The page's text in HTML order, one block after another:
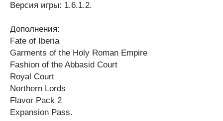
Версия игры: 1.6.1.2.
Дополнения:
Fate of Iberia
Garments of the Holy Roman Empire
Fashion of the Abbasid Court
Royal Court
Northern Lords
Flavor Pack 2
Expansion Pass.